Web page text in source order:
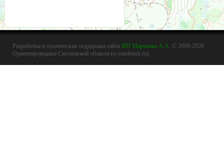
Разработка и техническая поддержка сайта ИП Марченко А.А. © 2009-2026
Ориентировщики Смоленской области (o-smolensk.ru)